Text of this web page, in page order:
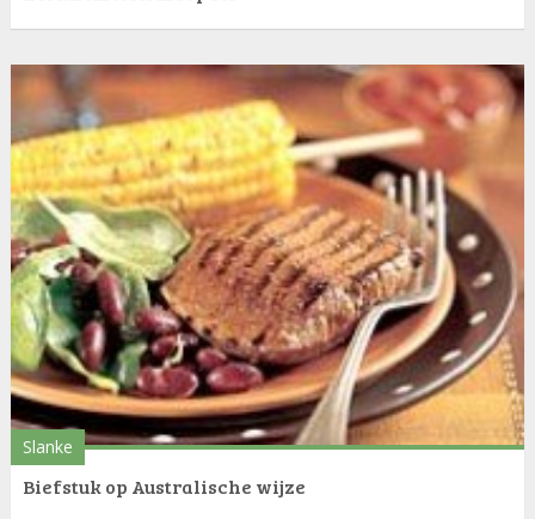
Slanke
Biefstuk op Australische wijze